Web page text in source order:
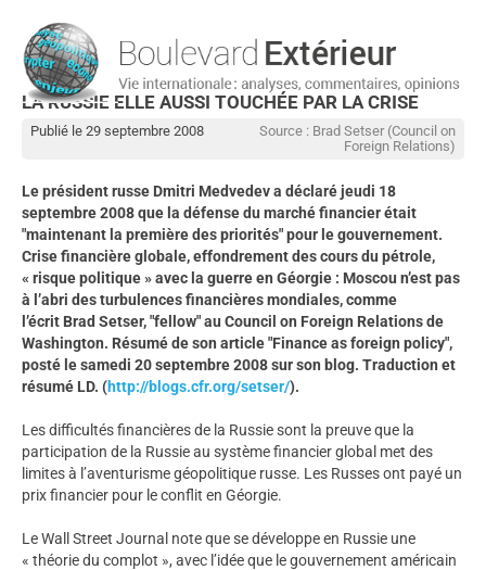
LA RUSSIE ELLE AUSSI TOUCHÉE PAR LA CRISE
Source : Brad Setser (Council on
Foreign Relations)
Publié le 29 septembre 2008
Le président russe Dmitri Medvedev a déclaré jeudi 18
septembre 2008 que la défense du marché financier était
"maintenant la première des priorités" pour le gouvernement.
Crise financière globale, effondrement des cours du pétrole,
« risque politique » avec la guerre en Géorgie : Moscou n’est pas
à l’abri des turbulences financières mondiales, comme
l’écrit Brad Setser, "fellow" au Council on Foreign Relations de
Washington. Résumé de son article "Finance as foreign policy",
posté le samedi 20 septembre 2008 sur son blog. Traduction et
résumé LD. (http://blogs.cfr.org/setser/).
Les difficultés financières de la Russie sont la preuve que la
participation de la Russie au système financier global met des
limites à l’aventurisme géopolitique russe. Les Russes ont payé un
prix financier pour le conflit en Géorgie.
Le Wall Street Journal note que se développe en Russie une
« théorie du complot », avec l’idée que le gouvernement américain